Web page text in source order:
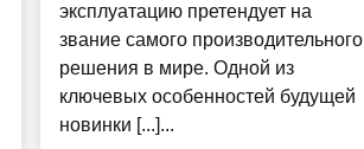
эксплуатацию претендует на
звание самого производительного
решения в мире. Одной из
ключевых особенностей будущей
новинки [...]...